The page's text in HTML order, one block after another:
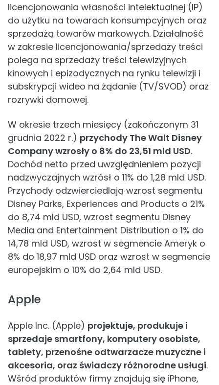
licencjonowania własności intelektualnej (IP)
do użytku na towarach konsumpcyjnych oraz
sprzedażą towarów markowych. Działalność
w zakresie licencjonowania/sprzedaży treści
polega na sprzedaży treści telewizyjnych
kinowych i epizodycznych na rynku telewizji i
subskrypcji wideo na żądanie (TV/SVOD) oraz
rozrywki domowej.
W okresie trzech miesięcy (zakończonym 31
grudnia 2022 r.) przychody The Walt Disney
Company wzrosły o 8% do 23,51 mld USD.
Dochód netto przed uwzględnieniem pozycji
nadzwyczajnych wzrósł o 11% do 1,28 mld USD.
Przychody odzwierciedlają wzrost segmentu
Disney Parks, Experiences and Products o 21%
do 8,74 mld USD, wzrost segmentu Disney
Media and Entertainment Distribution o 1% do
14,78 mld USD, wzrost w segmencie Ameryk o
8% do 18,97 mld USD oraz wzrost w segmencie
europejskim o 10% do 2,64 mld USD.
Apple
Apple Inc. (Apple) projektuje, produkuje i
sprzedaje smartfony, komputery osobiste,
tablety, przenośne odtwarzacze muzyczne i
akcesoria, oraz świadczy różnorodne usługi.
Wśród produktów firmy znajdują się iPhone,